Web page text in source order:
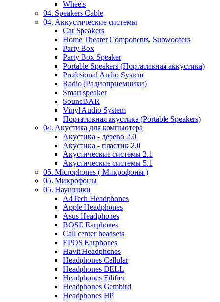
Wheels
04. Speakers Cable
04. Аккустические системы
Car Speakers
Home Theater Components, Subwoofers
Party Box
Party Box Speaker
Portable Speakers (Портативная аккустика)
Profesional Audio System
Radio (Радиоприемники)
Smart speaker
SoundBAR
Vinyl Audio System
Портативная акустика (Portable Speakers)
04. Акустика для компьютера
Акустика - дерево 2.0
Акустика - пластик 2.0
Акустические системы 2.1
Акустические системы 5.1
05. Microphones ( Микрофоны )
05. Микрофоны
05. Наушники
A4Tech Headphones
Apple Headphones
Asus Headphones
BOSE Earphones
Call center headsets
EPOS Earphones
Havit Headphones
Headphones Cellular
Headphones DELL
Headphones Edifier
Headphones Gembird
Headphones HP